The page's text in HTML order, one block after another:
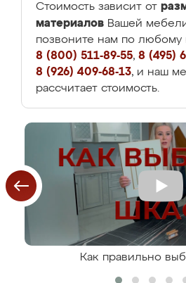
Стоимость зависит от
материалов Вашей
позвоните нам по любому
8 (800) 511-89-55, 8 (495)
8 (926) 409-68-13, и наш
рассчитает стоимость.
Как правильно